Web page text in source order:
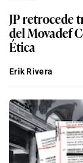
JP retrocede
del Movadef
Ética
Erik Rivera